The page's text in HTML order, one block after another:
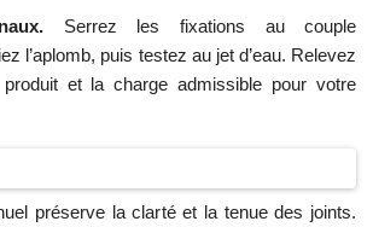
Serrez les fixations au couple
l’aplomb, puis testez au jet d’eau. Relevez
et la charge admissible pour votre
préserve la clarté et la tenue des joints.